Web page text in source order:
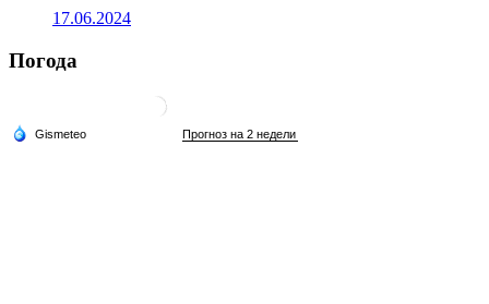
17.06.2024
Погода